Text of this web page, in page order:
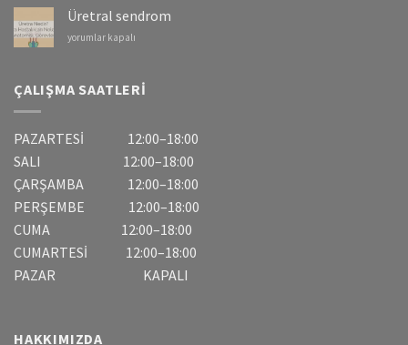
hastanesi
üroloji
doktorları
Üretral sendrom
Üretral
yorumlar kapalı
ÇALIŞMA SAATLERI
PAZARTESİ 12:00–18:00
SALI 12:00–18:00
ÇARŞAMBA 12:00–18:00
PERŞEMBE 12:00–18:00
CUMA 12:00–18:00
CUMARTESİ 12:00–18:00
PAZAR KAPALI
HAKKIMIZDA